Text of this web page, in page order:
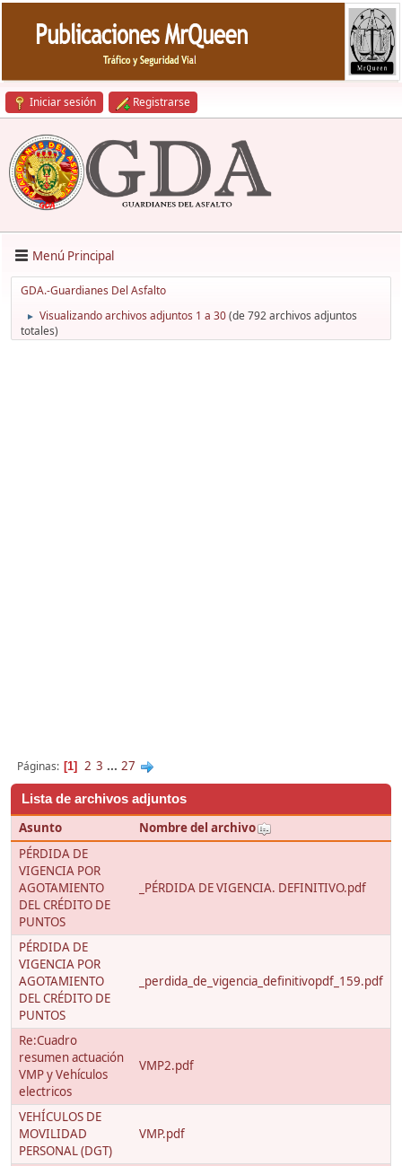
Iniciar sesión Registrarse
Menú Principal
GDA.-Guardianes Del Asfalto
► Visualizando archivos adjuntos 1 a 30(de 792 archivos adjuntos
totales)
Páginas 1 2 3 ... 27
Lista de archivos adjuntos
Asunto
Nombre del archivo
PÉRDIDA DE
VIGENCIA POR
AGOTAMIENTO
DEL CRÉDITO DE
PUNTOS
_PÉRDIDA DE VIGENCIA. DEFINITIVO.pdf
PÉRDIDA DE
VIGENCIA POR
AGOTAMIENTO
DEL CRÉDITO DE
PUNTOS
_perdida_de_vigencia_definitivopdf_159.pdf
Re:Cuadro
resumen actuación
VMP y Vehículos
electricos
VMP2.pdf
VEHÍCULOS DE
MOVILIDAD
PERSONAL (DGT)
VMP.pdf